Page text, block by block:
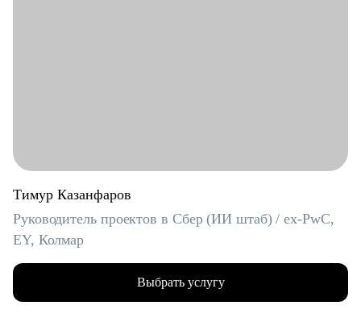
Тимур Казанфаров
Руководитель проектов в Сбер (ИИ штаб) / ex-PwC,
EY, Колмар
Выбрать услугу